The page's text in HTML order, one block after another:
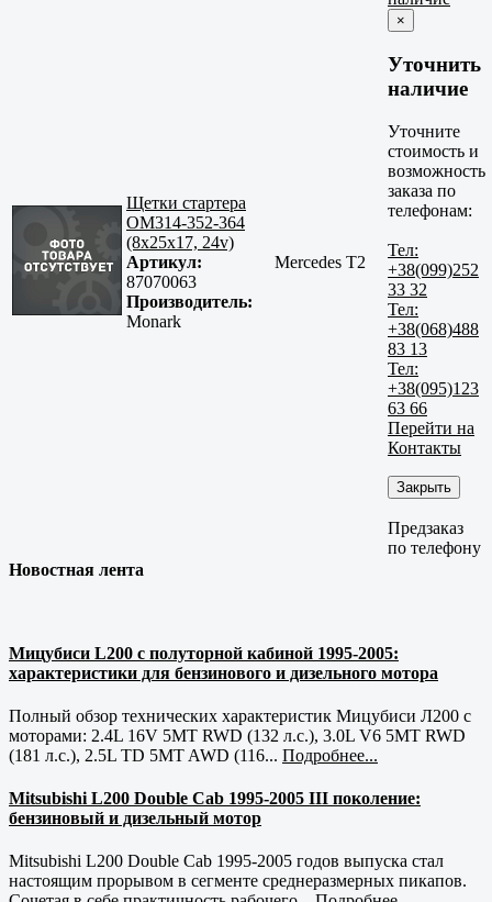
Щетки стартера
OM314-352-364
(8x25x17, 24v)
Артикул:
87070063
Производитель:
Monark
Mercedes T2
×
Уточнить
наличие
Уточните
стоимость и
возможность
заказа по
телефонам:
Тел:
+38(099)252
33 32
Тел:
+38(068)488
83 13
Тел:
+38(095)123
63 66
Перейти на
Контакты
Закрыть
Предзаказ
по телефону
Новостная лента
Мицубиси L200 с полуторной кабиной 1995-2005:
характеристики для бензинового и дизельного мотора
Полный обзор технических характеристик Мицубиси Л200 с
моторами: 2.4L 16V 5MT RWD (132 л.с.), 3.0L V6 5MT RWD
(181 л.с.), 2.5L TD 5MT AWD (116... Подробнее...
Mitsubishi L200 Double Cab 1995-2005 III поколение:
бензиновый и дизельный мотор
Mitsubishi L200 Double Cab 1995-2005 годов выпуска стал
настоящим прорывом в сегменте среднеразмерных пикапов.